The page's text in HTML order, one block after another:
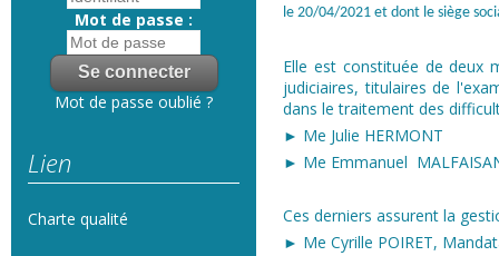
Mot de passe :
Mot de passe oublié ?
Lien
Charte qualité
le 20/04/2021 et dont le siège
Elle est constituée de deux
judiciaires, titulaires de
dans le traitement des
► Me Julie HERMONT
► Me Emmanuel
Ces derniers assurent la
► Me Cyrille POIRET,